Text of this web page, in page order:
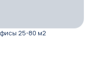
25-80 м2